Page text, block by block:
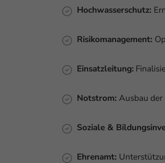
Hochwasserschutz:
Risikomanagement:
Einsatzleitung:
Notstrom: Ausbau
Soziale &
Ehrenamt: